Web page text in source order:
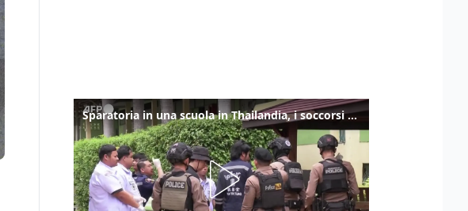
Sparatoria in una scuola in Thailandia, i soccorsi sul posto